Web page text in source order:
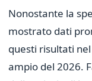
Nonostante la
mostrato dati
questi risultati
ampio del 2026.